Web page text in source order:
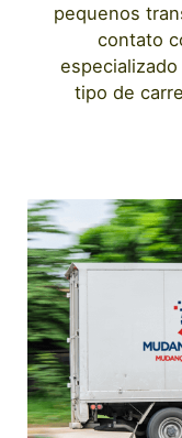
pequenos
contato
tipo de